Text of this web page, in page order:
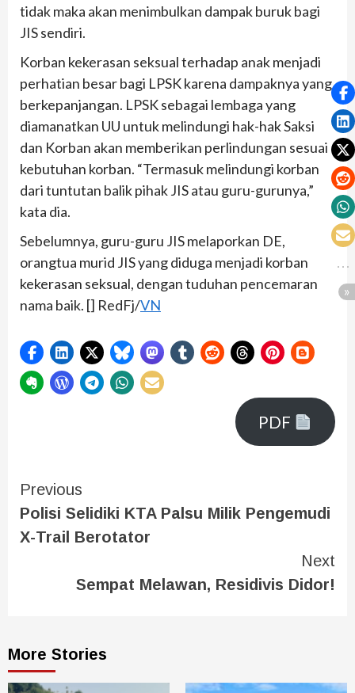
tidak maka akan menimbulkan dampak buruk bagi
JIS sendiri.
Korban kekerasan seksual terhadap anak menjadi
perhatian besar bagi LPSK karena dampaknya yang
berkepanjangan. LPSK sebagai lembaga yang
diamanatkan UU untuk melindungi hak-hak Saksi
dan Korban akan memberikan perlindungan sesuai
kebutuhan korban. “Termasuk melindungi korban
dari tuntutan balik pihak JIS atau guru-gurunya,”
kata dia.
Sebelumnya, guru-guru JIS melaporkan DE,
orangtua murid JIS yang diduga menjadi korban
kekerasan seksual, dengan tuduhan pencemaran
nama baik. [] RedFj/VN
PDF
Previous
Polisi Selidiki KTA Palsu Milik Pengemudi
X-Trail Berotator
Next
Sempat Melawan, Residivis Didor!
More Stories